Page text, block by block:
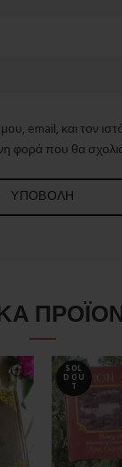
email, και τον
φορά που θα
SOL
D OU
T